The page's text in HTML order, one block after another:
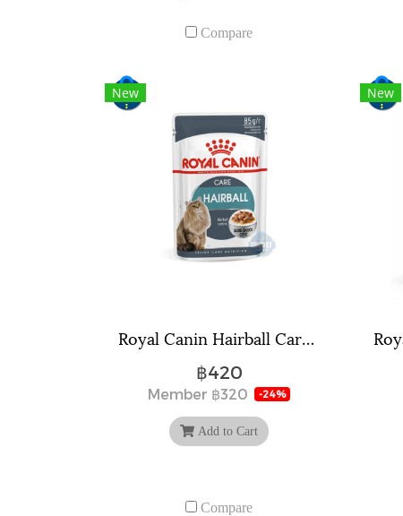
Compare
New
Royal Canin Hairball Care Gravy ขนาด 85 กรัม จำนวน 12 ซอง.
฿420
Member ฿320 -24%
Add to Cart
Compare
New